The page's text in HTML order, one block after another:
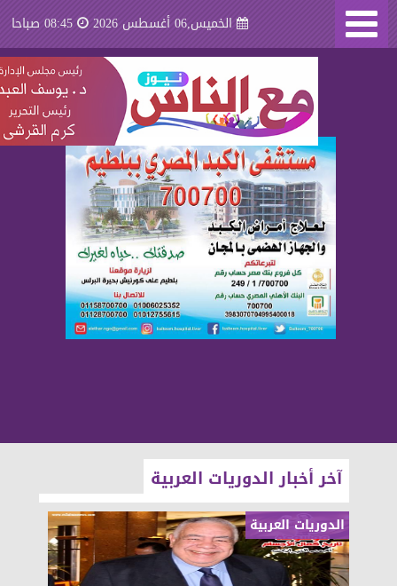
الخميس,06 أغسطس 2026 08:45 صباحا
آخر أخبار الدوريات العربية
الدوريات العربية